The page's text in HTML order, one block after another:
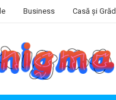
Business Casă și